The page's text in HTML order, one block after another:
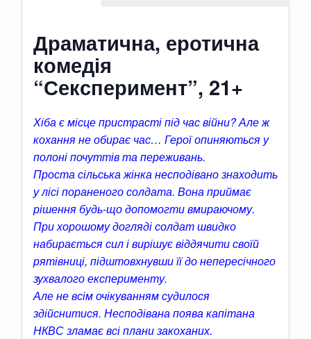
Драматична, еротична
комедія
“Сексперимент”, 21+
Хіба є місце пристрасті під час війни? Але ж
кохання не обирає час… Герої опиняються у
полоні почуттів та переживань.
Проста сільська жінка несподівано знаходить
у лісі пораненого солдата. Вона приймає
рішення будь-що допомогти вмираючому.
При хорошому догляді солдат швидко
набирається сил і вирішує віддячити своїй
рятівниці, підштовхнувши її до непересічного
зухвалого експерименту.
Але не всім очікуванням судилося
здійснитися. Несподівана поява капітана
НКВС зламає всі плани закоханих.